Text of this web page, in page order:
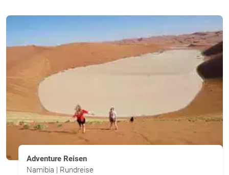
Adventure Reisen
Namibia | Rundreise